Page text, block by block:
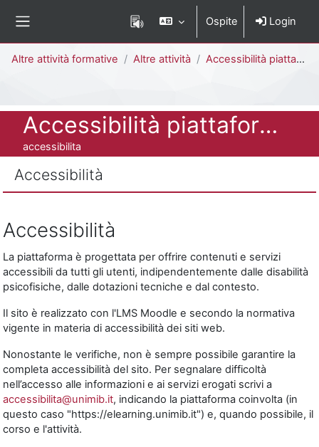
Ospite Login
Altre attività formative Altre attività Accessibilità piattaforma EDU.BICOCCA (elearning.unimib.it)
Titolo del corso Accessibilità piattaforma EDU.BICOCCA (elearning.unimib.it)
Codice identificativo del corso
accessibilita
Accessibilità
Accessibilità
La piattaforma è progettata per offrire contenuti e servizi
accessibili da tutti gli utenti, indipendentemente dalle disabilità
psicofisiche, dalle dotazioni tecniche e dal contesto.
Il sito è realizzato con l'LMS Moodle e secondo la normativa
vigente in materia di accessibilità dei siti web.
Nonostante le verifiche, non è sempre possibile garantire la
completa accessibilità del sito. Per segnalare difficoltà
nell’accesso alle informazioni e ai servizi erogati scrivi a
accessibilita@unimib.it, indicando la piattaforma coinvolta (in
questo caso "https://elearning.unimib.it") e, quando possibile, il
corso e l'attività.